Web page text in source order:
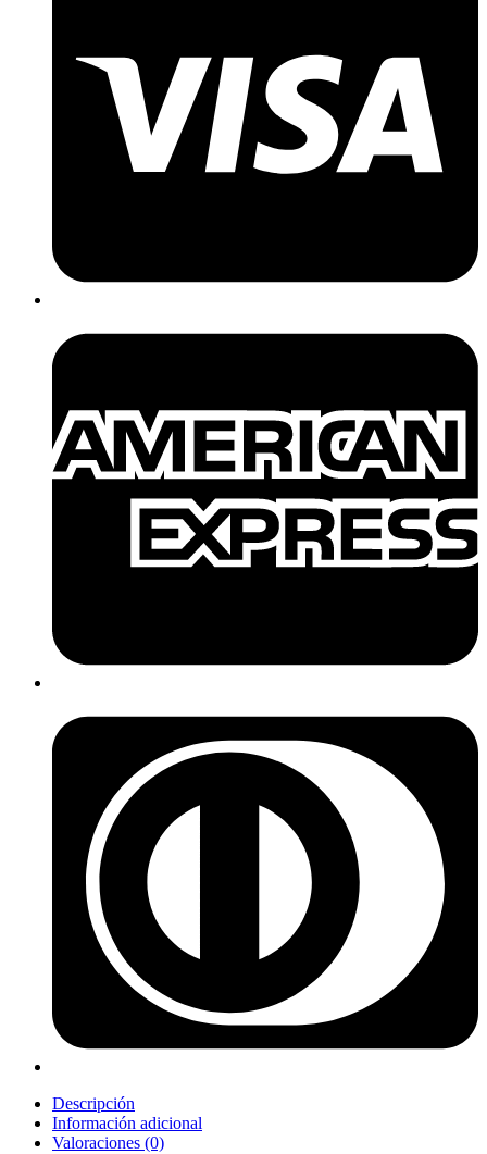
Descripción
Información adicional
Valoraciones (0)